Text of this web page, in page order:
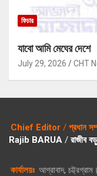
ফিচার
যাবো আমি মেঘের দেশে
July 29, 2026 CHT
Chief Editor / প্রধান
Rajib BARUA / রাজীব
কার্যালয়ঃ আগ্রাবাদ, চট্ট্রগ্রাম।